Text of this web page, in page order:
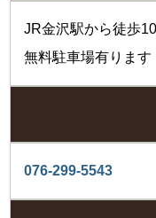
JR金沢駅から徒歩
無料駐車場有ります
076-299-5543